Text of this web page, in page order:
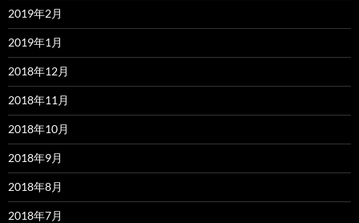
2019年2月
2019年1月
2018年12月
2018年11月
2018年10月
2018年9月
2018年8月
2018年7月